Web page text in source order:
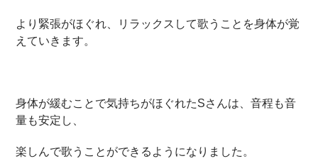
より緊張がほぐれ、リラックスして歌うことを身体が覚
えていきます。
身体が緩むことで気持ちがほぐれたSさんは、音程も音
量も安定し、
楽しんで歌うことができるようになりました。